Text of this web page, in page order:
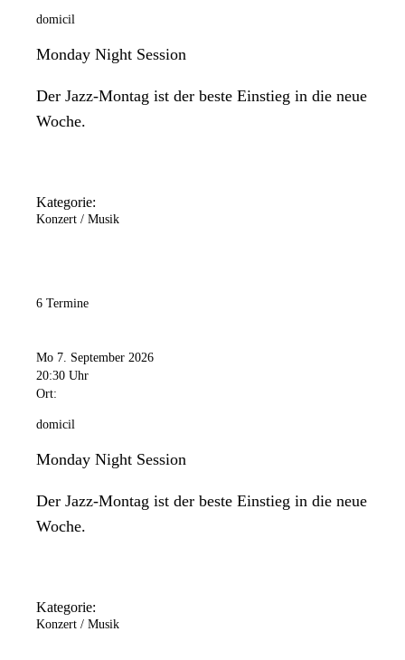
domicil
Monday Night Session
Der Jazz-Montag ist der beste Einstieg in die neue
Woche.
Kategorie:
Konzert / Musik
6 Termine
Mo 7. September 2026
20:30 Uhr
Ort:
domicil
Monday Night Session
Der Jazz-Montag ist der beste Einstieg in die neue
Woche.
Kategorie:
Konzert / Musik